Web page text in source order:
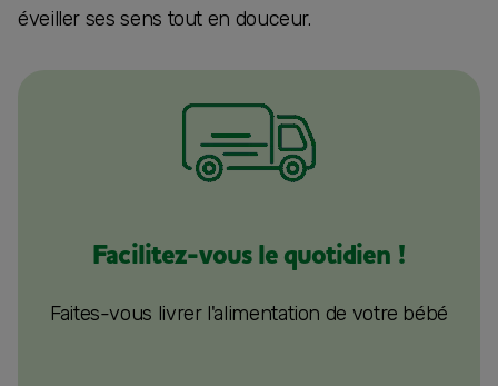
éveiller ses sens tout en douceur.
Facilitez-vous le quotidien !
Faites-vous livrer l'alimentation de votre bébé